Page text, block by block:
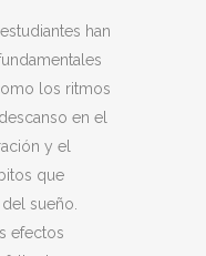
han
los ritmos
en el
y el
que
sueño.
efectos